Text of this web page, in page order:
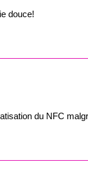
douce!
du NFC